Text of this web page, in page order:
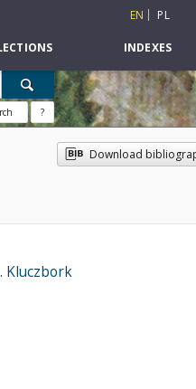
EN PL
INDEXES
?
Download
Kluczbork